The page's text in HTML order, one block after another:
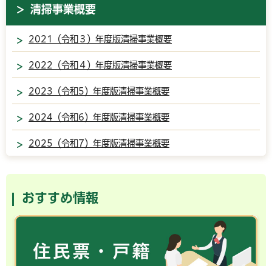
清掃事業概要
2021（令和３）年度版清掃事業概要
2022（令和４）年度版清掃事業概要
2023（令和5）年度版清掃事業概要
2024（令和6）年度版清掃事業概要
2025（令和7）年度版清掃事業概要
おすすめ情報